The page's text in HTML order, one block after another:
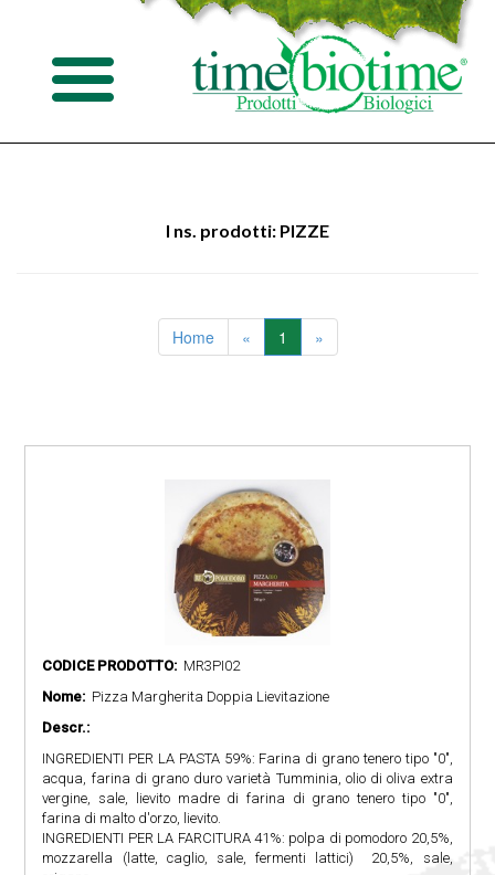
I ns. prodotti: PIZZE
Home « 1 »
CODICE PRODOTTO: MR3PI02
Nome: Pizza Margherita Doppia Lievitazione
Descr.:
INGREDIENTI PER LA PASTA 59%: Farina di grano tenero tipo "0",
acqua, farina di grano duro varietà Tumminia, olio di oliva extra
vergine, sale, lievito madre di farina di grano tenero tipo "0",
farina di malto d'orzo, lievito.
INGREDIENTI PER LA FARCITURA 41%: polpa di pomodoro 20,5%,
mozzarella (latte, caglio, sale, fermenti lattici) 20,5%, sale,